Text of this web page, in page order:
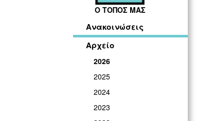
Ο ΤΟΠΟΣ ΜΑΣ
Ανακοινώσεις
Αρχείο
2026
2025
2024
2023